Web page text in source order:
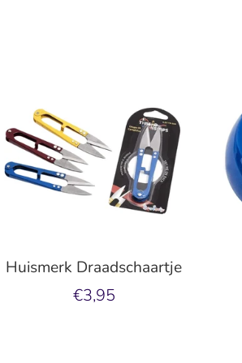
Huismerk Draadschaartje
€3,95